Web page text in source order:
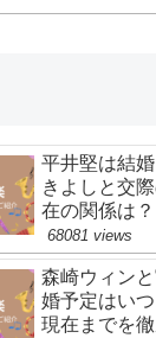
平井堅は結婚
きよしと交
在の関係は？
68081 views
森崎ウィン
婚予定はい
現在までを徹